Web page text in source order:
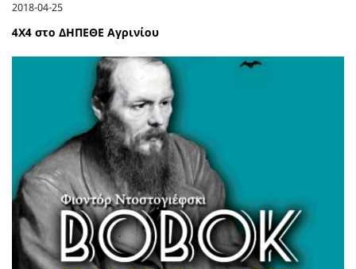
2018-04-25
4Χ4 στο ΔΗΠΕΘΕ Αγρινίου